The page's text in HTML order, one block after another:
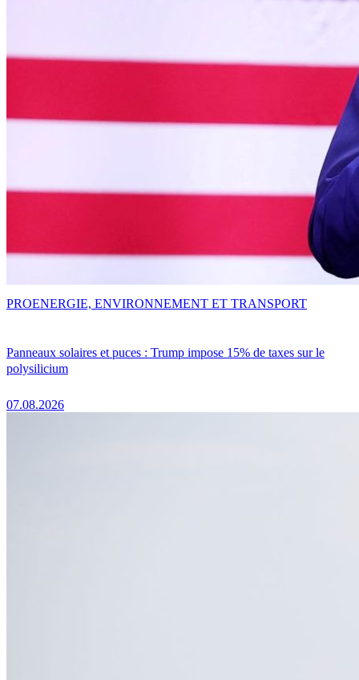
Panneaux solaires et puces : Trump impose 15% de taxes sur le
polysilicium
07.08.2026
PROENERGIE, ENVIRONNEMENT ET TRANSPORT